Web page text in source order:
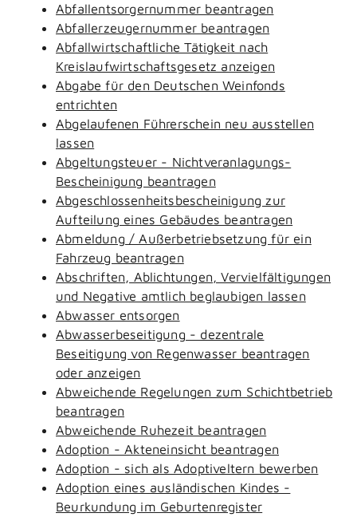
Abfallentsorgernummer beantragen
Abfallerzeugernummer beantragen
Abfallwirtschaftliche Tätigkeit nach
Kreislaufwirtschaftsgesetz anzeigen
Abgabe für den Deutschen Weinfonds
entrichten
Abgelaufenen Führerschein neu ausstellen
lassen
Abgeltungsteuer - Nichtveranlagungs-
Bescheinigung beantragen
Abgeschlossenheitsbescheinigung zur
Aufteilung eines Gebäudes beantragen
Abmeldung / Außerbetriebsetzung für ein
Fahrzeug beantragen
Abschriften, Ablichtungen, Vervielfältigungen
und Negative amtlich beglaubigen lassen
Abwasser entsorgen
Abwasserbeseitigung - dezentrale
Beseitigung von Regenwasser beantragen
oder anzeigen
Abweichende Regelungen zum Schichtbetrieb
beantragen
Abweichende Ruhezeit beantragen
Adoption - Akteneinsicht beantragen
Adoption - sich als Adoptiveltern bewerben
Adoption eines ausländischen Kindes -
Beurkundung im Geburtenregister